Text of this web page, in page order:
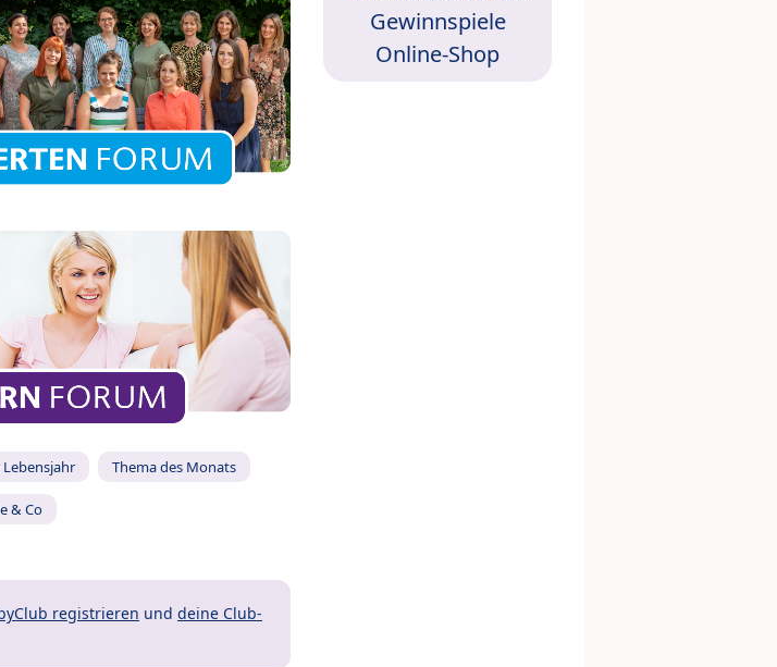
Thema des Monats
& Co
registrieren und deine Club-
Gewinnspiele
Online-Shop